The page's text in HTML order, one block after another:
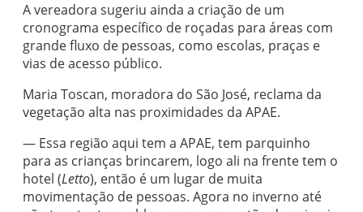
A vereadora sugeriu ainda a criação de um
cronograma específico de roçadas para áreas com
grande fluxo de pessoas, como escolas, praças e
vias de acesso público.
Maria Toscan, moradora do São José, reclama da
vegetação alta nas proximidades da APAE.
— Essa região aqui tem a APAE, tem parquinho
para as crianças brincarem, logo ali na frente tem o
hotel (Letto), então é um lugar de muita
movimentação de pessoas. Agora no inverno até